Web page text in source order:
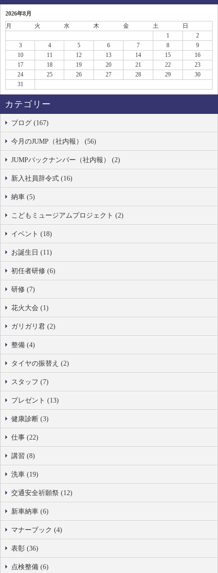
2026年8月
月
火 水 木 金 土
日
1
2
3
4 5 6 7 8
9
10
11 12 13 14 15
16
17
18 19 20 21 22
23
24
25 26 27 28 29
30
31
カテゴリー
ブログ (167)
今月のJUMP（社内報） (56)
JUMPバックナンバー（社内報） (2)
新入社員辞令式 (16)
納車 (5)
こどもミュージアムプロジェクト (2)
イベント (18)
お誕生日 (11)
初任者研修 (6)
研修 (7)
花火大会 (1)
ガリガリ君 (2)
整備 (4)
タイヤの振替え (2)
スタッフ (7)
プレゼント (13)
健康診断 (3)
仕事 (22)
講習 (8)
洗車 (19)
交通安全祈願祭 (12)
新車納車 (6)
マナーブック (4)
表彰 (36)
点検整備 (6)